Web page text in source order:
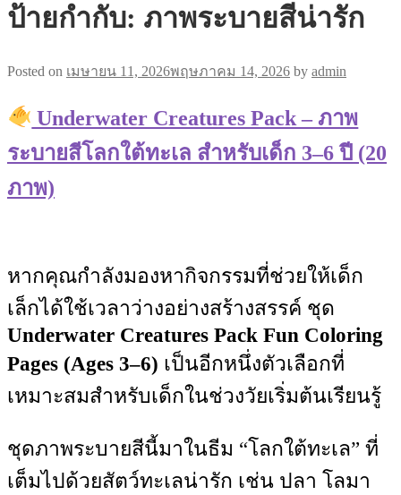
ป้ายกำกับ: ภาพระบายสีน่ารัก
Posted on เมษายน 11, 2026พฤษภาคม 14, 2026 by admin
Underwater Creatures Pack – ภาพ
ระบายสีโลกใต้ทะเล สำหรับเด็ก 3–6 ปี (20
ภาพ)
หากคุณกำลังมองหากิจกรรมที่ช่วยให้เด็ก
เล็กได้ใช้เวลาว่างอย่างสร้างสรรค์ ชุด
Underwater Creatures Pack Fun Coloring
Pages (Ages 3–6) เป็นอีกหนึ่งตัวเลือกที่
เหมาะสมสำหรับเด็กในช่วงวัยเริ่มต้นเรียนรู้
ชุดภาพระบายสีนี้มาในธีม “โลกใต้ทะเล” ที่
เต็มไปด้วยสัตว์ทะเลน่ารัก เช่น ปลา โลมา